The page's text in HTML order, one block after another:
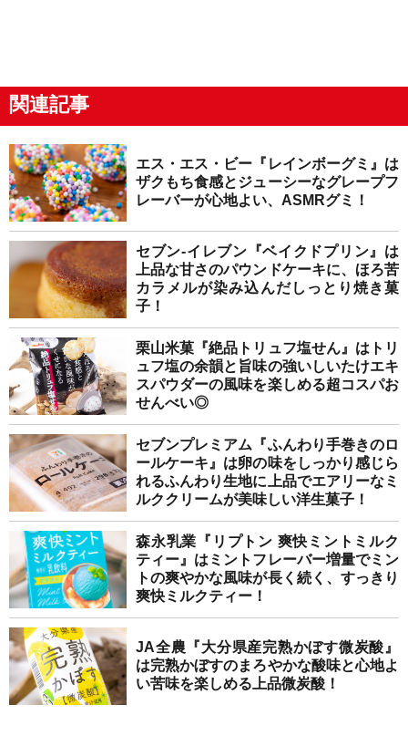
関連記事
エス・エス・ビー『レインボーグミ』は
ザクもち食感とジューシーなグレープフ
レーバーが心地よい、ASMRグミ！
セブン-イレブン『ベイクドプリン』は
上品な甘さのパウンドケーキに、ほろ苦
カラメルが染み込んだしっとり焼き菓
子！
栗山米菓『絶品トリュフ塩せん』はトリ
ュフ塩の余韻と旨味の強いしいたけエキ
スパウダーの風味を楽しめる超コスパお
せんべい◎
セブンプレミアム『ふんわり手巻きのロ
ールケーキ』は卵の味をしっかり感じら
れるふんわり生地に上品でエアリーなミ
ルククリームが美味しい洋生菓子！
森永乳業『リプトン 爽快ミントミルク
ティー』はミントフレーバー増量でミン
トの爽やかな風味が長く続く、すっきり
爽快ミルクティー！
JA全農『大分県産完熟かぼす微炭酸』
は完熟かぼすのまろやかな酸味と心地よ
い苦味を楽しめる上品微炭酸！